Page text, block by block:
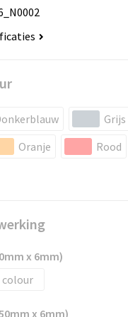
Grijs
Oranje
Rood
x 6mm)
colour
x 6mm)